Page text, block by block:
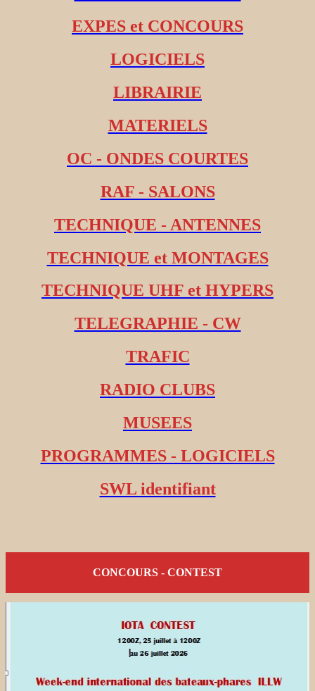
EXPES et CONCOURS
LOGICIELS
LIBRAIRIE
MATERIELS
OC - ONDES COURTES
RAF - SALONS
TECHNIQUE - ANTENNES
TECHNIQUE et MONTAGES
TECHNIQUE UHF et HYPERS
TELEGRAPHIE - CW
TRAFIC
RADIO CLUBS
MUSEES
PROGRAMMES - LOGICIELS
SWL identifiant
CONCOURS - CONTEST